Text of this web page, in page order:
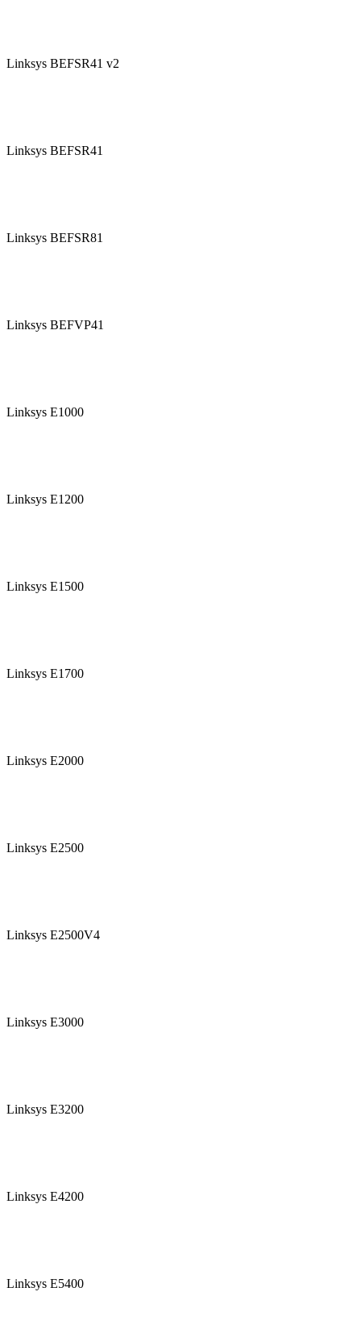
Linksys BEFSR41 v2
Linksys BEFSR41
Linksys BEFSR81
Linksys BEFVP41
Linksys E1000
Linksys E1200
Linksys E1500
Linksys E1700
Linksys E2000
Linksys E2500
Linksys E2500V4
Linksys E3000
Linksys E3200
Linksys E4200
Linksys E5400